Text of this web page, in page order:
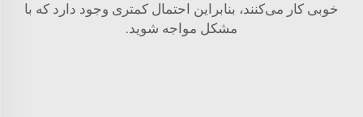
خوبی کار می‌کنند، بنابراین احتمال کمتری وجود دارد که با
مشکل مواجه شوید.